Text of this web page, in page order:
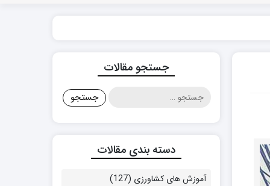
جستجو مقالات
جستجو
برای:
دسته بندی مقالات
آموزش های کشاورزی (127)